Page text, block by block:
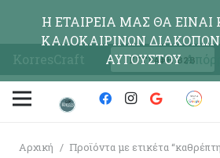
KorresCraft ΕΓΓΡΑΦΗ Β2Β
Αρχική / Προϊόντα με ετικέτα
Η ΕΤΑΙΡΕΙΑ ΜΑΣ ΘΑ ΕΙΝΑΙ
ΚΑΛΟΚΑΙΡΙΝΩΝ ΔΙΑΚΟΠΩΝ
ΑΥΓΟΥΣΤΟΥ